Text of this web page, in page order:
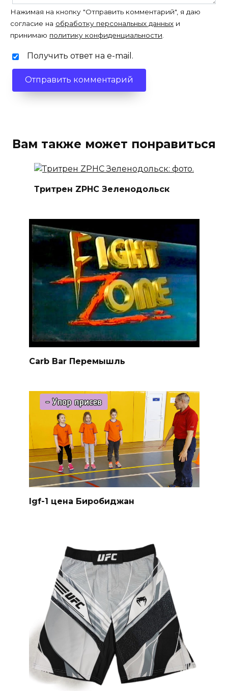
Нажимая на кнопку "Отправить комментарий", я даю
согласие на обработку персональных данных и
принимаю политику конфиденциальности
Получить ответ на e-mail.
Вам также может понравиться
Тритрен ZPHC Зеленодольск
Carb Bar Перемышль
Igf-1 цена Биробиджан